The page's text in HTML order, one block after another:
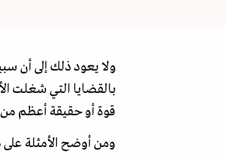
ولا يعود ذلك إلى أن
بالقضايا التي شغلت
قوة أو حقيقة أعظم من
ومن أوضح الأمثلة على